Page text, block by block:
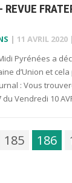
| 11 AVRIL 2020 |
Pyrénées a
d’Union et
: Vous
du Vendredi 10
185 186